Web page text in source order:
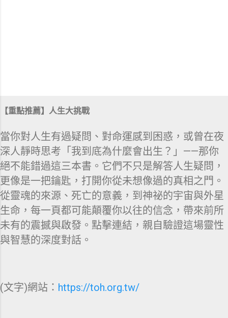
【重點推薦】人生大挑戰
當你對人生有過疑問、對命運感到困惑，或曾在夜
深人靜時思考「我到底為什麼會出生？」——那你
絕不能錯過這三本書。它們不只是解答人生疑問，
更像是一把鑰匙，打開你從未想像過的真相之門。
從靈魂的來源、死亡的意義，到神祕的宇宙與外星
生命，每一頁都可能顛覆你以往的信念，帶來前所
未有的震撼與啟發。點擊連結，親自驗證這場靈性
與智慧的深度對話。
(文字)網站： https://toh.org.tw/